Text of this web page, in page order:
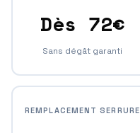
Dès 72€
Sans dégât garanti
REMPLACEMENT SERRURE